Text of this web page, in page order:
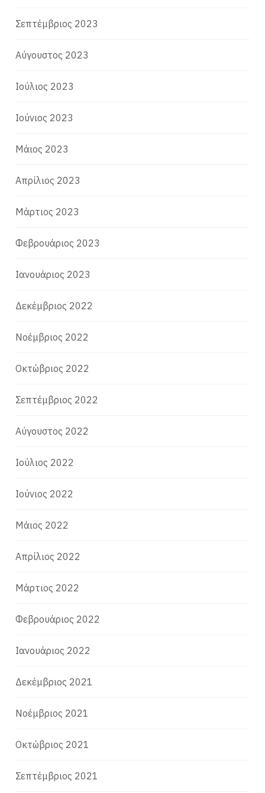
Σεπτέμβριος 2023
Αύγουστος 2023
Ιούλιος 2023
Ιούνιος 2023
Μάιος 2023
Απρίλιος 2023
Μάρτιος 2023
Φεβρουάριος 2023
Ιανουάριος 2023
Δεκέμβριος 2022
Νοέμβριος 2022
Οκτώβριος 2022
Σεπτέμβριος 2022
Αύγουστος 2022
Ιούλιος 2022
Ιούνιος 2022
Μάιος 2022
Απρίλιος 2022
Μάρτιος 2022
Φεβρουάριος 2022
Ιανουάριος 2022
Δεκέμβριος 2021
Νοέμβριος 2021
Οκτώβριος 2021
Σεπτέμβριος 2021